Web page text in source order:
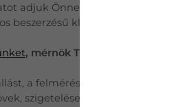
adjuk Önnek, több tipusra és
beszerzésű klímákkal,
, mérnök Tanácsadó
a felmérést, egy fal
szigetelések, kültéri